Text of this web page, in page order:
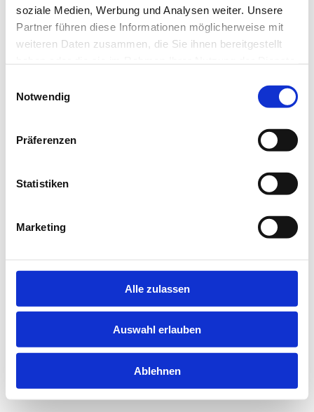
soziale Medien, Werbung und Analysen weiter. Unsere
Partner führen diese Informationen möglicherweise mit
weiteren Daten zusammen, die Sie ihnen bereitgestellt
Notwendig
Präferenzen
Statistiken
Marketing
Alle zulassen
Auswahl erlauben
Ablehnen
loadingjobninja.com
for more